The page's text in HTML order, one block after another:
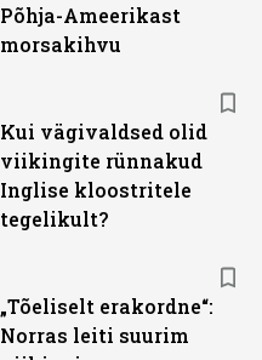
Põhja-Ameerikast
morsakihvu
Kui vägivaldsed olid
viikingite rünnakud
Inglise kloostritele
tegelikult?
„Tõeliselt erakordne“:
Norras leiti suurim